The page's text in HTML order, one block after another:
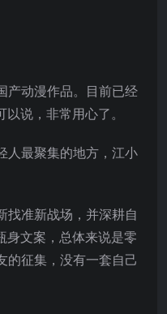
产动漫作品。目前已经
说，非常用心了。
人最聚集的地方，江小
找准新战场，并深耕自
身文案，总体来说是零
的征集，没有一套自己